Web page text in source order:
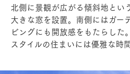
北側に景観が広がる傾斜地とい
大きな窓を設置。南側にはガー
ビングにも開放感をもたらした
スタイルの住まいには優雅な時